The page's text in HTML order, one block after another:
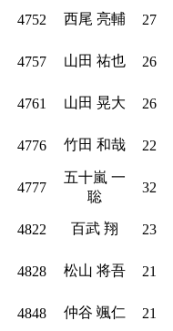
4752 西尾 亮輔 27
4757 山田 祐也 26
4761 山田 晃大 26
4776 竹田 和哉 22
4777
五十嵐 一
聡
32
4822 百武 翔 23
4828 松山 将吾 21
4848 仲谷 颯仁 21